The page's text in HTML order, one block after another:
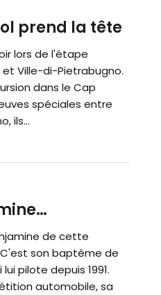
prend la tête
lors de l'étape
Ville-di-Pietrabugno.
dans le Cap
spéciales entre
ils...
de cette
son baptême de
pilote depuis 1991.
automobile, sa